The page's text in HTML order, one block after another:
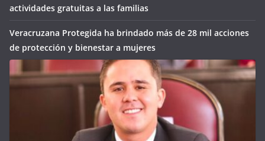
actividades gratuitas a las familias
Veracruzana Protegida ha brindado más de 28 mil acciones
de protección y bienestar a mujeres